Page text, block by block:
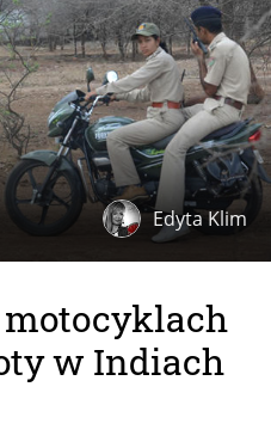
Edyta Klim
w Indiach